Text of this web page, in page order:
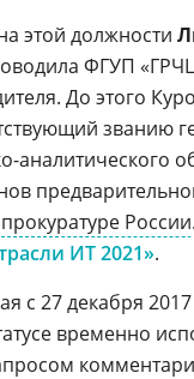
этой должности
ФГУП
До этого
званию
аналитического
России
ИТ 2021».
с 27 декабря
временно